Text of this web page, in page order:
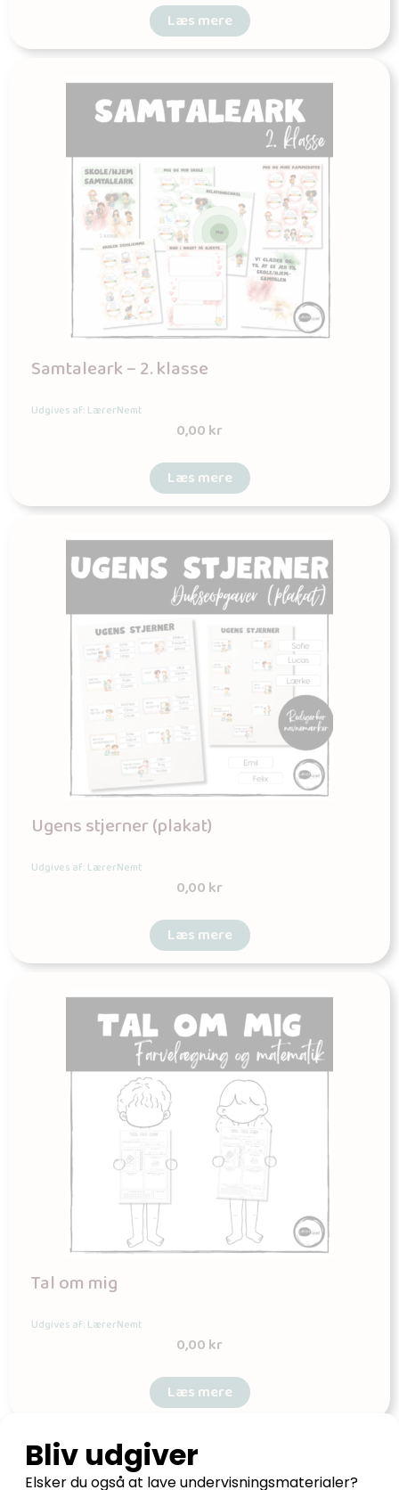
Læs mere
Samtaleark – 2. klasse
Udgives af: LærerNemt
0,00kr
Læs mere
Ugens stjerner (plakat)
Udgives af: LærerNemt
0,00kr
Læs mere
Tal om mig
Udgives af: LærerNemt
0,00kr
Læs mere